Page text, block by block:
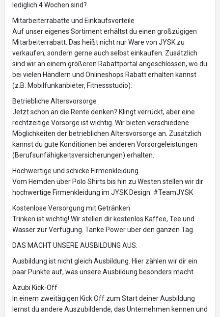
lediglich 4 Wochen sind?
Mitarbeiterrabatte und Einkaufsvorteile
Auf unser eigenes Sortiment erhältst du einen großzügigen
Mitarbeiterrabatt. Das heißt nicht nur Ware von JYSK zu
verkaufen, sondern gerne auch selbst einkaufen. Zusätzlich
sind wir an einem größeren Rabattportal angeschlossen, wo du
bei vielen Händlern und Onlineshops Rabatt erhalten kannst
(z.B. Mobilfunkanbieter, Fitnessstudio).
Betriebliche Altersvorsorge
Jetzt schon an die Rente denken? Klingt verrückt, aber eine
rechtzeitige Vorsorge ist wichtig. Wir bieten verschiedene
Möglichkeiten der betrieblichen Altersvorsorge an. Zusätzlich
kannst du gute Konditionen bei anderen Vorsorgeleistungen
(Berufsunfähigkeitsversicherungen) erhalten.
Hochwertige und schicke Firmenkleidung
Vom Hemden über Polo Shirts bis hin zu Westen stellen wir dir
hochwertige Firmenkleidung im JYSK Design. #TeamJYSK
Kostenlose Versorgung mit Getränken
Trinken ist wichtig! Wir stellen dir kostenlos Kaffee, Tee und
Wasser zur Verfügung. Tanke Power über den ganzen Tag.
DAS MACHT UNSERE AUSBILDUNG AUS:
Ausbildung ist nicht gleich Ausbildung. Hier zählen wir dir ein
paar Punkte auf, was unsere Ausbildung besonders macht.
Azubi Kick-Off
In einem zweitägigen Kick Off zum Start deiner Ausbildung
lernst du andere Auszubildende, das Unternehmen kennen und